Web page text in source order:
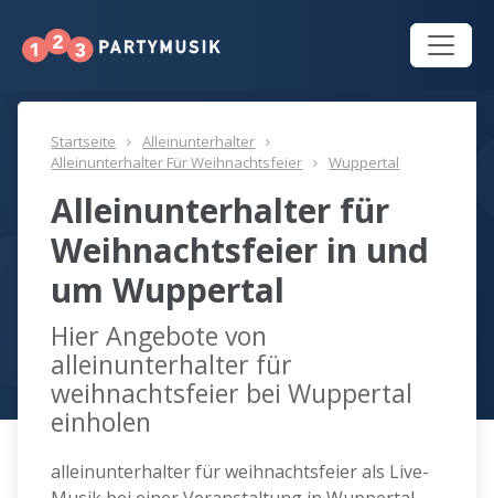
Startseite
Alleinunterhalter
Alleinunterhalter Für Weihnachtsfeier
Wuppertal
Alleinunterhalter für
Weihnachtsfeier in und
um Wuppertal
Hier Angebote von
alleinunterhalter für
weihnachtsfeier bei Wuppertal
einholen
alleinunterhalter für weihnachtsfeier als Live-